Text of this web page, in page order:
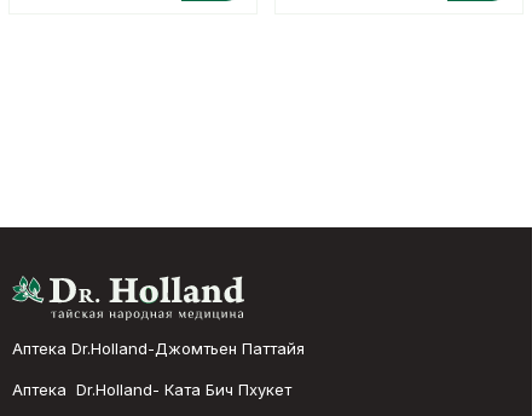
Аптека Dr.Holland-Джомтьен Паттайя
Аптека Dr.Holland- Ката Бич Пхукет